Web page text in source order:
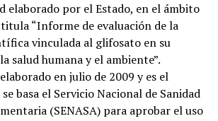
elaborado por el Estado, en el ámbito
titula “Informe de evaluación de la
vinculada al glifosato en su
salud humana y el ambiente”.
en julio de 2009 y es el
basa el Servicio Nacional de Sanidad
(SENASA) para aprobar el uso